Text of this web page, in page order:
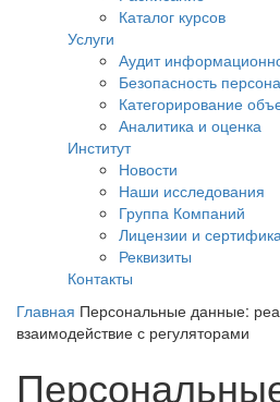
Каталог курсов
Услуги
Аудит
Безопасность
Категорирование
Аналитика и оценка
Институт
Новости
Наши исследования
Группа Компаний
Лицензии и
Реквизиты
Контакты
Главная Персональные данные:
взаимодействие с регуляторами